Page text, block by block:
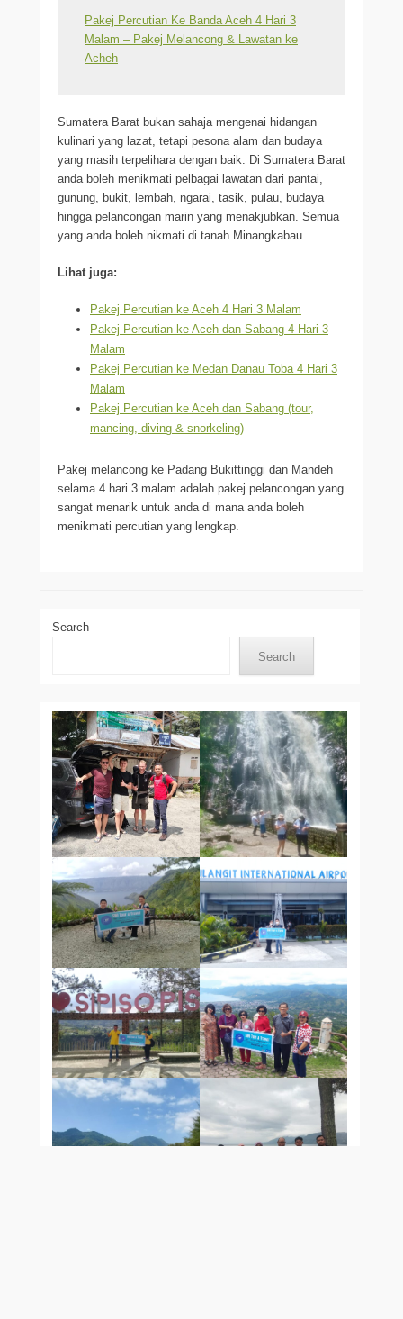
Pakej Percutian Ke Banda Aceh 4 Hari 3
Malam – Pakej Melancong & Lawatan ke
Acheh
Sumatera Barat bukan sahaja mengenai hidangan
kulinari yang lazat, tetapi pesona alam dan budaya
yang masih terpelihara dengan baik. Di Sumatera Barat
anda boleh menikmati pelbagai lawatan dari pantai,
gunung, bukit, lembah, ngarai, tasik, pulau, budaya
hingga pelancongan marin yang menakjubkan. Semua
yang anda boleh nikmati di tanah Minangkabau.
Lihat juga:
Pakej Percutian ke Aceh 4 Hari 3 Malam
Pakej Percutian ke Aceh dan Sabang 4 Hari 3
Malam
Pakej Percutian ke Medan Danau Toba 4 Hari 3
Malam
Pakej Percutian ke Aceh dan Sabang (tour,
mancing, diving & snorkeling)
Pakej melancong ke Padang Bukittinggi dan Mandeh
selama 4 hari 3 malam adalah pakej pelancongan yang
sangat menarik untuk anda di mana anda boleh
menikmati percutian yang lengkap.
Search
Search